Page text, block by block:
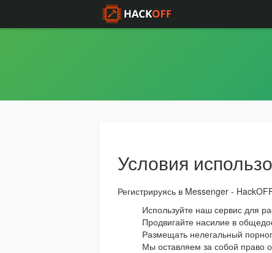
Условия
Регистрируясь в Messenger -
Используйте наш сервис для
Продвигайте насилие в
Размещать нелегальный
Мы оставляем за собой право